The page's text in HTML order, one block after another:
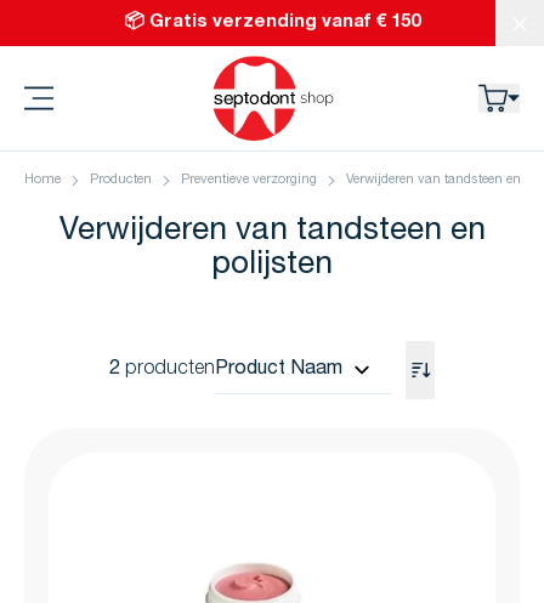
Ga naar de inhoud📦 Gratis verzending vanaf € 150
Septodont
Home Producten Preventieve verzorging Verwijderen van tandsteen en
Verwijderen van tandsteen en
polijsten
2 producten